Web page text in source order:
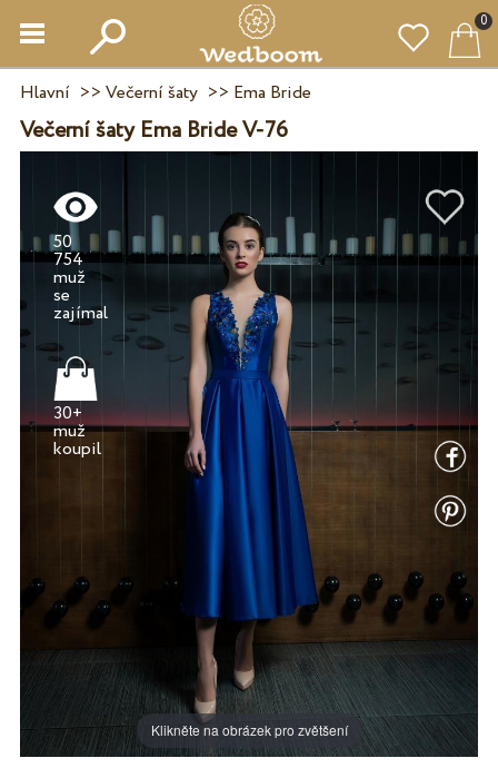
0
Hlavní >> Večerní šaty>> Ema Bride
Večerní šaty Ema Bride V-76
Klikněte na obrázek pro zvětšení
50
754
muž
se
30+
muž